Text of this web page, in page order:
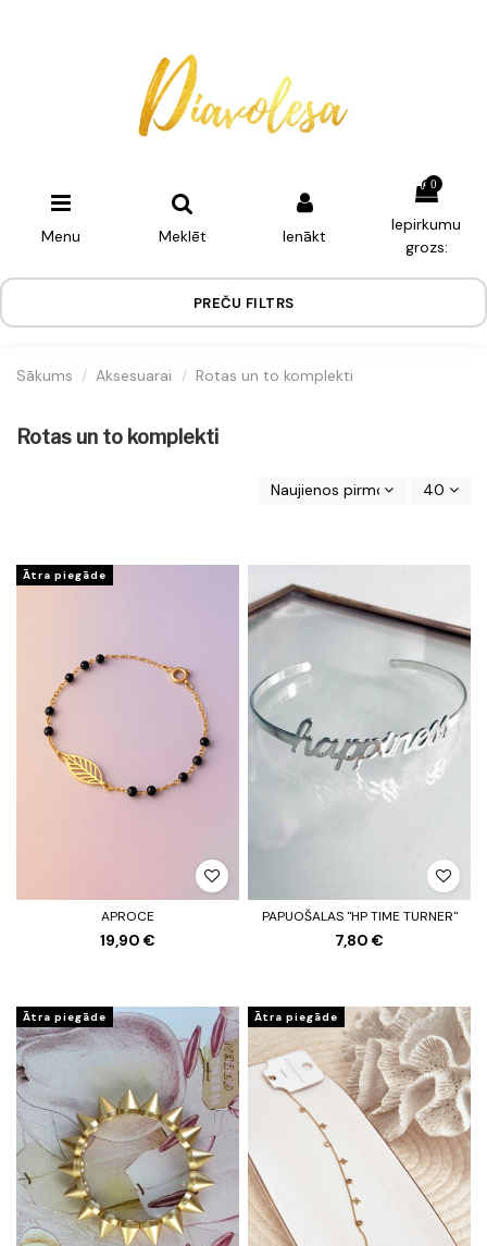
Menu Meklēt Ienākt
0
Iepirkumu
grozs:
PREČU FILTRS
Sākums Aksesuarai Rotas un to komplekti
Rotas un to komplekti
Naujienos pirmos 40
Ātra piegāde
APROCE
19,90 €
PAPUOŠALAS "HP TIME TURNER"
7,80 €
Ātra piegāde Ātra piegāde